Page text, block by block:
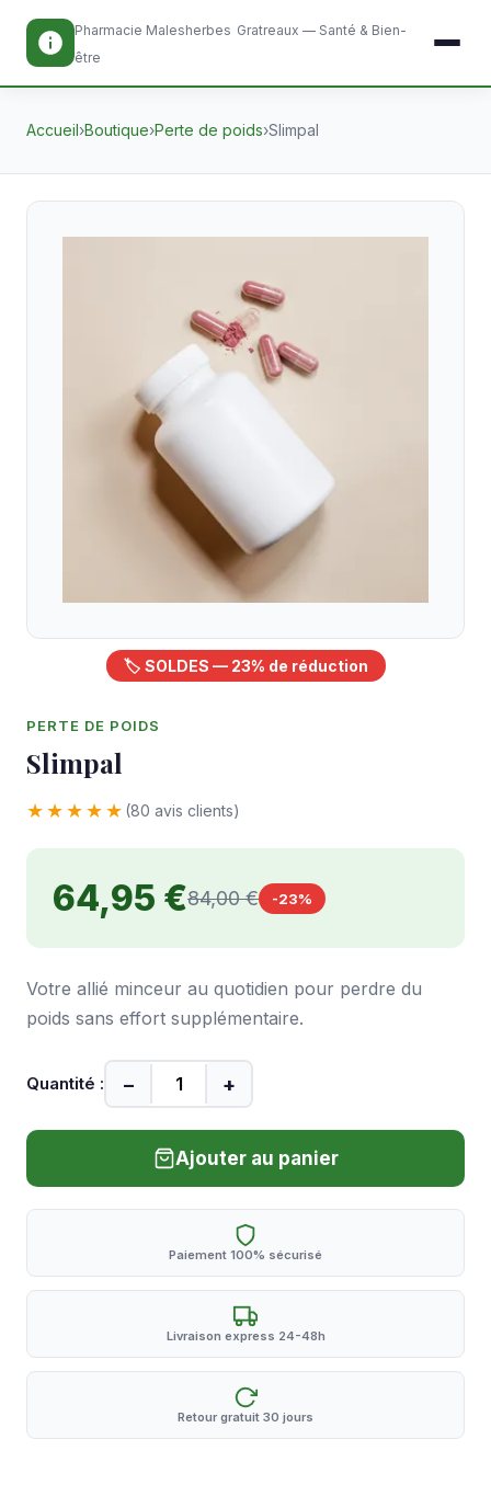
Pharmacie Malesherbes Gratreaux — Santé & Bien-
être
Accueil›Boutique›Perte de poids›Slimpal
🏷️ SOLDES — 23% de réduction
PERTE DE POIDS
Slimpal
★★★★★ (80 avis clients)
64,95 €84,00 € -23%
Votre allié minceur au quotidien pour perdre du
poids sans effort supplémentaire.
Quantité : − +
Ajouter au panier
Paiement 100% sécurisé
Livraison express 24-48h
Retour gratuit 30 jours